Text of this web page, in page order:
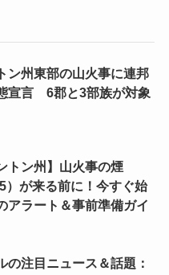
ン州東部の山火事に連邦
宣言 6郡と3部族が対象
トン州】山火事の煙
）が来る前に！今すぐ始
アラート＆事前準備ガイ
の注目ニュース＆話題：